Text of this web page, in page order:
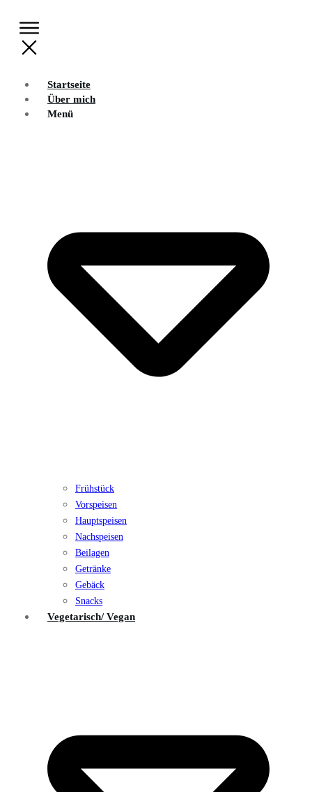
Startseite
Über mich
Menü
Frühstück
Vorspeisen
Hauptspeisen
Nachspeisen
Beilagen
Getränke
Gebäck
Snacks
Vegetarisch/ Vegan